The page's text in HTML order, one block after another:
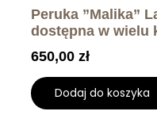
Peruka ”Malika”
dostępna w wielu
650,00zł
Dodaj do koszyka